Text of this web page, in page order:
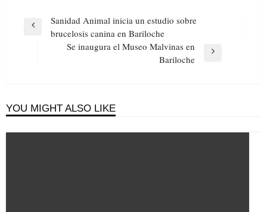
Navegación
Previous
Sanidad Animal inicia un estudio sobre
brucelosis canina en Bariloche
Se inaugura el Museo Malvinas en
Bariloche
YOU MIGHT ALSO LIKE